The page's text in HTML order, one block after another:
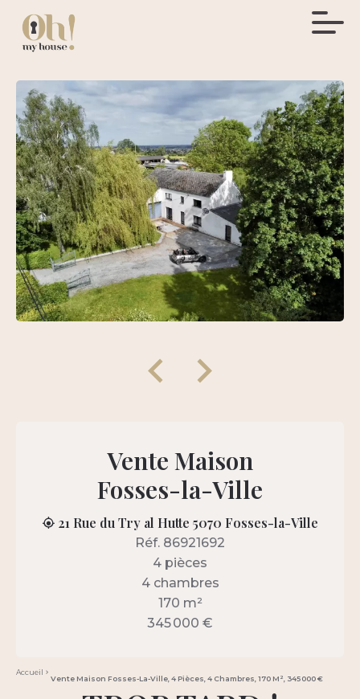
Vente Maison
Fosses-la-Ville
21 Rue du Try al Hutte 5070 Fosses-la-Ville
Réf. 86921692
4 pièces
4 chambres
170 m²
345 000 €
Accueil
Vente Maison Fosses-La-Ville, 4 Pièces, 4 Chambres, 170 M², 345 000 €